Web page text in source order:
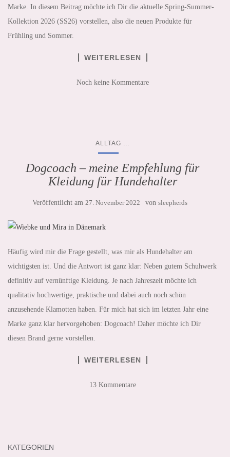
Marke. In diesem Beitrag möchte ich Dir die aktuelle Spring-Summer-
Kollektion 2026 (SS26) vorstellen, also die neuen Produkte für
Frühling und Sommer.
WEITERLESEN
Noch keine Kommentare
ALLTAG
Dogcoach – meine Empfehlung für
Kleidung für Hundehalter
Veröffentlicht am 27. November 2022 von sleepherds
Häufig wird mir die Frage gestellt, was mir als Hundehalter am
wichtigsten ist. Und die Antwort ist ganz klar: Neben gutem Schuhwerk
definitiv auf vernünftige Kleidung. Je nach Jahreszeit möchte ich
qualitativ hochwertige, praktische und dabei auch noch schön
anzusehende Klamotten haben. Für mich hat sich im letzten Jahr eine
Marke ganz klar hervorgehoben: Dogcoach! Daher möchte ich Dir
diesen Brand gerne vorstellen.
WEITERLESEN
13 Kommentare
KATEGORIEN